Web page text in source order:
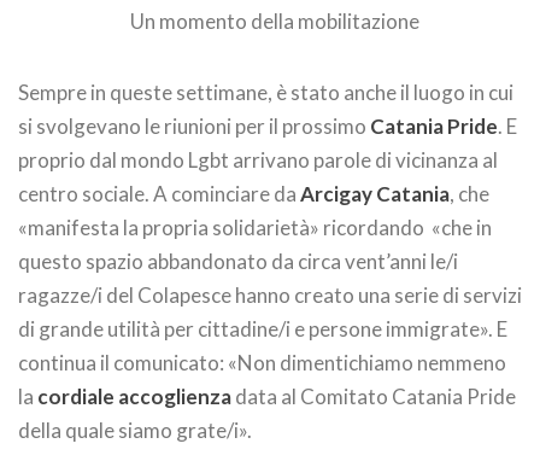
Un momento della mobilitazione
Sempre in queste settimane, è stato anche il luogo in cui
si svolgevano le riunioni per il prossimo Catania Pride. E
proprio dal mondo Lgbt arrivano parole di vicinanza al
centro sociale. A cominciare daArcigay Catania, che
«manifesta la propria solidarietà» ricordando «che in
questo spazio abbandonato da circa vent’anni le/i
ragazze/i del Colapesce hanno creato una serie di servizi
di grande utilità per cittadine/i e persone immigrate». E
continua il comunicato: «Non dimentichiamo nemmeno
la cordiale accoglienzadata al Comitato Catania Pride
della quale siamo grate/i».